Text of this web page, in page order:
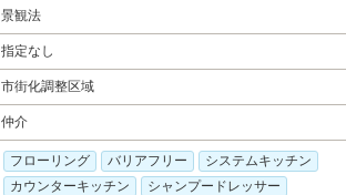
景観法
指定なし
市街化調整区域
仲介
フローリング バリアフリー
システムキッチン
カウンターキッチン
シャンプードレッサー